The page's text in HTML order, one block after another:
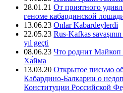
28.01.21 От приятного
геноме кабардинской
13.06.23 Onlar Kabardeylerdi
22.05.23 Rus-Kafkas
yıl geçti
08.06.23 Что роднит Майкоп
Ха́йма
13.03.20 Открытое письмо
Кабардино-Балкарии о
Конституции Российской